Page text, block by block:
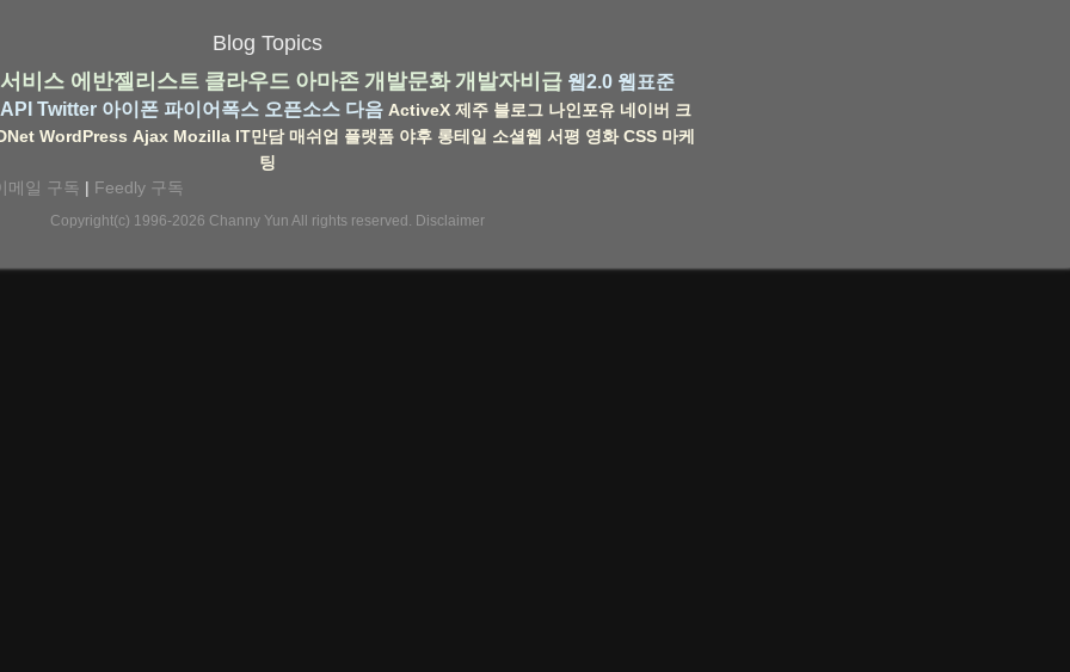
Blog Topics
비스 에반젤리스트 클라우드 아마존 개발문화 개발자비급 웹2.0 웹표준
Twitter 아이폰 파이어폭스 오픈소스 다음 ActiveX 제주 블로그 나인포유 네이버 크
WordPress Ajax Mozilla IT만담 매쉬업 플랫폼 야후 롱테일 소셜웹 서평 영화 CSS 마케
팅
메일 구독 | Feedly 구독
Copyright(c) 1996-2026 Channy Yun All rights reserved. Disclaimer